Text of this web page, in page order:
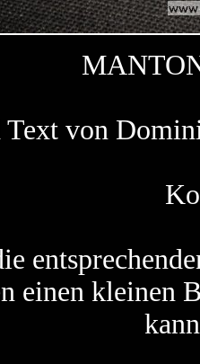
Text von
einen kleinen